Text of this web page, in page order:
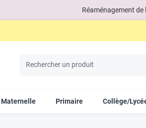
Réaménagement de
Maternelle Primaire Collège/